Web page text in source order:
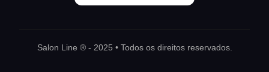
Salon Line ® - 2025 • Todos os direitos reservados.